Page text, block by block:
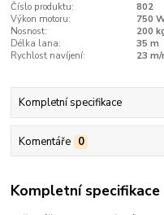
Číslo produktu:
802
Výkon motoru:
750
Nosnost:
200
Délka lana:
35 m
Rychlost navíjení:
23 m/
Kompletní specifikace
Komentáře 0
Kompletní specifikace